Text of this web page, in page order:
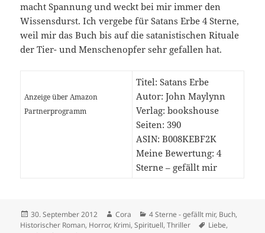
macht Spannung und weckt bei mir immer den
Wissensdurst. Ich vergebe für Satans Erbe 4 Sterne,
weil mir das Buch bis auf die satanistischen Rituale
der Tier- und Menschenopfer sehr gefallen hat.
Anzeige über Amazon
Partnerprogramm
Titel: Satans Erbe
Autor: John Maylynn
Verlag: bookshouse
Seiten: 390
ASIN: B008KEBF2K
Meine Bewertung: 4
Sterne – gefällt mir
Veröffentlicht
am
30. September 2012 Autor
Cora Kategorien
4 Sterne - gefällt mir, Buch,
Historischer Roman, Horror, Krimi,Spirituell,Thriller Schlagwörter
Liebe,